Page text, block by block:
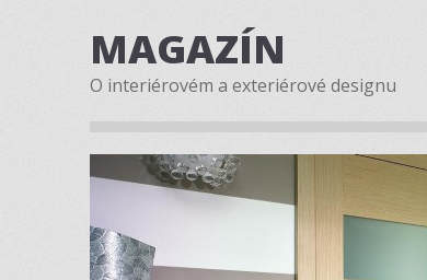
MAGAZÍN
O interiérovém a exteriérové designu